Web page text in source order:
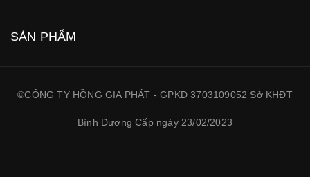
SẢN PHẨM
©CÔNG TY HỒNG GIA PHÁT - GPKD 3703109052 Sở KHĐT
Bình Dương Cấp ngày 23/02/2023
..